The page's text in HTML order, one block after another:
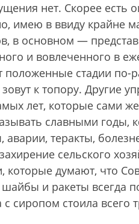
нет. Скорее есть
имею в ввиду крайне
в основном —
и вовлеченного в
положенные стадии
к топору. Другие
лет, которые сами
славными годы,
аварии, теракты,
сельского
думают, что
и ракеты всегда
сиропом стоила всего